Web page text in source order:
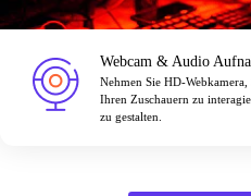
Webcam & Audio
Nehmen Sie HD-
Ihren Zuschauern zu
zu gestalten.